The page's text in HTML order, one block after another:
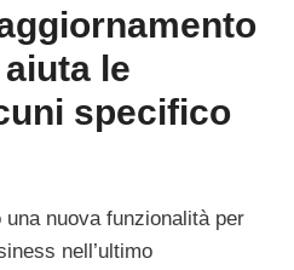
le
specifico
nuova funzionalità per
nell’ultimo